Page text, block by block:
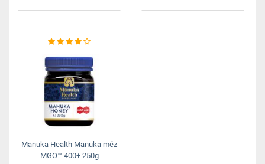
Manuka Health Manuka méz
MGO™ 400+ 250g